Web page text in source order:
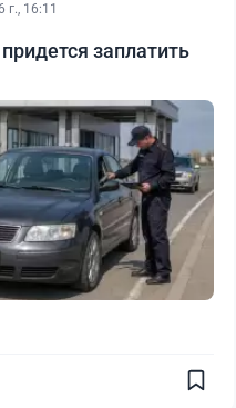
г., 16:11
заплатить